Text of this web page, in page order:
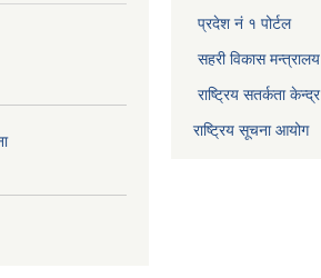
प्रदेश नं १ पोर्टल
सहरी विकास मन्त्रालय
राष्ट्रिय सतर्कता केन्द्र
राष्ट्रिय सूचना आयोग